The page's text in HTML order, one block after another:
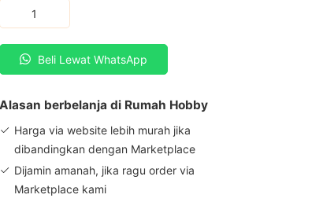
Audi
R8
Racing Beli Lewat WhatsApp
Alasan berbelanja di Rumah Hobby
Harga via website lebih murah jika
dibandingkan dengan Marketplace
Dijamin amanah, jika ragu order via
Marketplace kami